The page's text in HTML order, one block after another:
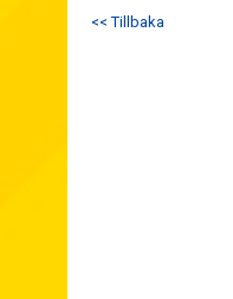
<< Tillbaka